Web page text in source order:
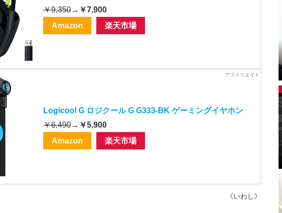
￥9,350→ ￥7,900
Amazon
楽天市場
Logicool G ロジクール G G333-BK ゲーミングイヤホン
￥6,490→ ￥5,900
Amazon
楽天市場
《いわし》